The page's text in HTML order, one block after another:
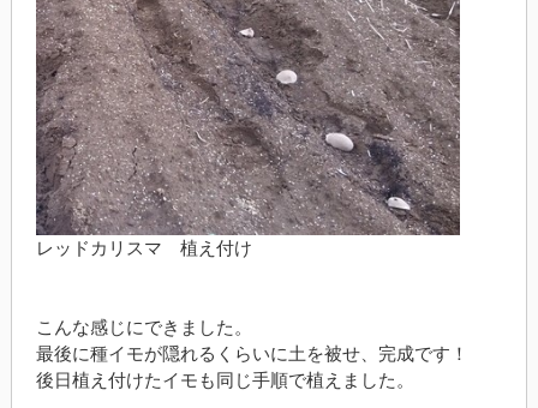
レッドカリスマ 植え付け
こんな感じにできました。
最後に種イモが隠れるくらいに土を被せ、完成です！
後日植え付けたイモも同じ手順で植えました。